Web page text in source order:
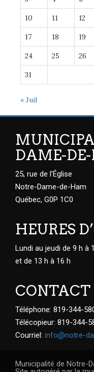
10 11 12
17 18 19
24 25 26
31
« Juil
DAME-
25, rue de l'Église
Notre-Dame-de-Ham
Québec, G0P 1C0
HEURES
Lundi au jeudi de 9 h à
et de 13 h à 16 h
CONTACT
Téléphone: 819-344-
Télécopieur: 819-344-
Courriel: info@notre-
Municipalité de Notre-